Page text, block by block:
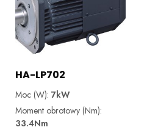
HA-LP702
Moc (W): 7kW
Moment obrotowy (Nm):
33.4Nm